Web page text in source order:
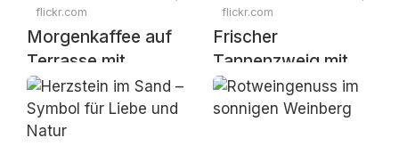
flickr.com
Morgenkaffee auf
Terrasse mit
Sonnenlicht und
Pflanzen
flickr.com
Frischer
Tannenzweig mit
Tautropfen im
grünen Wald